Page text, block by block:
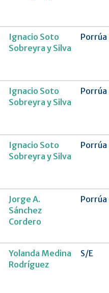
Ignacio Soto
Sobreyra y Silva
Porrúa
Ignacio Soto
Sobreyra y Silva
Porrúa
Ignacio Soto
Sobreyra y Silva
Porrúa
Jorge A.
Sánchez
Cordero
Porrúa
Yolanda Medina
Rodríguez
S/E